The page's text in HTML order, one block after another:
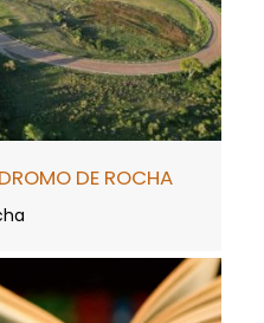
DE ROCHA